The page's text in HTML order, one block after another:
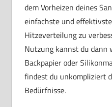
dem Vorheizen deines
einfachste und
Hitzeverteilung zu
Nutzung kannst du
Backpapier oder
findest du unkompliziert
Bedürfnisse.